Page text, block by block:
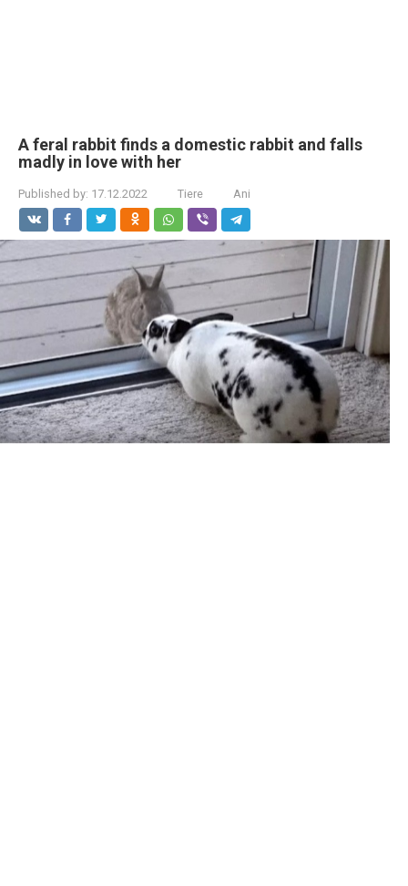
A feral rabbit finds a domestic rabbit and falls
madly in love with her
Published by: 17.12.2022 Tiere Ani